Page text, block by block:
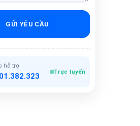
GỬI YÊU CẦU
hỗ trợ
Trực tuyến